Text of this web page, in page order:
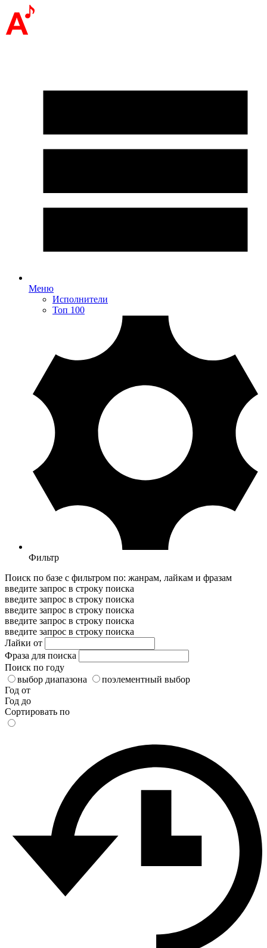
Меню
Исполнители
Топ 100
Фильтр
Поиск по базе с фильтром по: жанрам, лайкам и фразам
введите запрос в строку поиска
введите запрос в строку поиска
введите запрос в строку поиска
введите запрос в строку поиска
введите запрос в строку поиска
Лайки от
Фраза для поиска
Поиск по году
выбор диапазона
поэлементный выбор
Год от
Год до
Сортировать по